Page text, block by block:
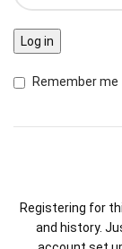
Log in
Remember me
Registering for
and history.